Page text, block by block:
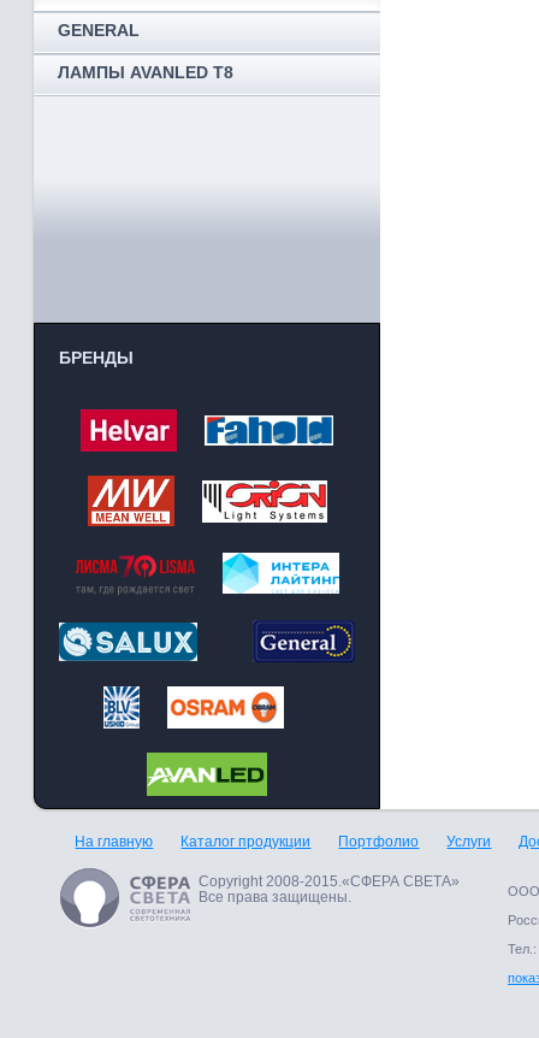
GENERAL
ЛАМПЫ AVANLED T8
БРЕНДЫ
На главную Каталог продукции Портфолио Услуги
Copyright 2008-2015.«СФЕРА СВЕТА»
Все права защищены.
ООО